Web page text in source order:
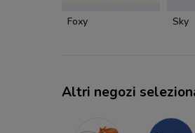
Foxy Sky
Altri negozi